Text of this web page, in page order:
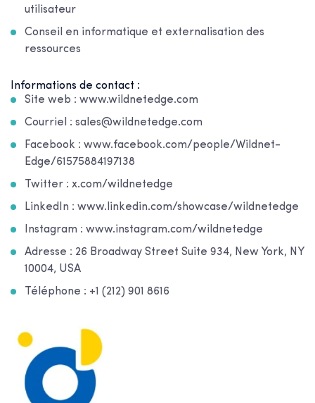
utilisateur
Conseil en informatique et externalisation des
ressources
Informations de contact :
Site web : www.wildnetedge.com
Courriel : sales@wildnetedge.com
Facebook : www.facebook.com/people/Wildnet-
Edge/61575884197138
Twitter : x.com/wildnetedge
LinkedIn : www.linkedin.com/showcase/wildnetedge
Instagram : www.instagram.com/wildnetedge
Adresse : 26 Broadway Street Suite 934, New York, NY
10004, USA
Téléphone : +1 (212) 901 8616